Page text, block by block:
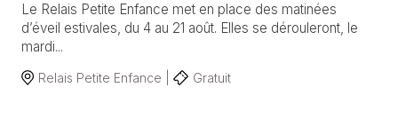
Le Relais Petite Enfance met en place des matinées
d’éveil estivales, du 4 au 21 août. Elles se dérouleront, le
mardi...
Relais Petite Enfance | Gratuit